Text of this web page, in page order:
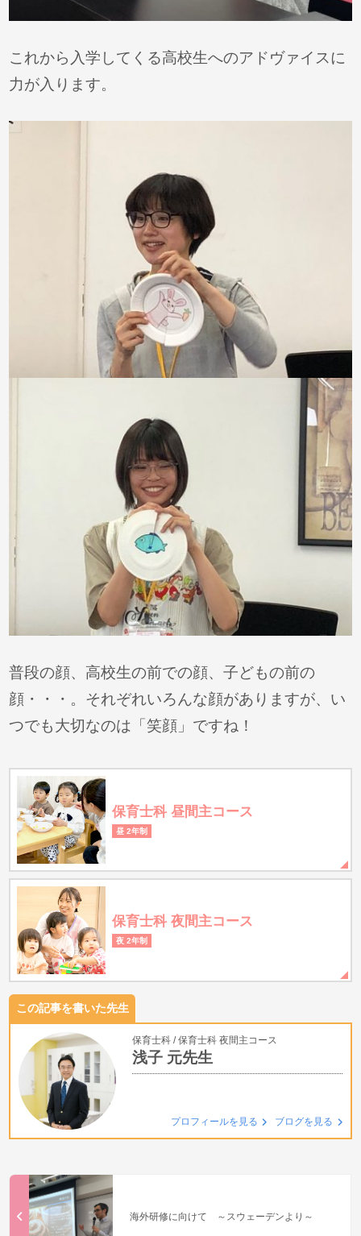
これから入学してくる高校生へのアドヴァイスに
力が入ります。
普段の顔、高校生の前での顔、子どもの前の
顔・・・。それぞれいろんな顔がありますが、い
つでも大切なのは「笑顔」ですね！
保育士科 昼間主コース
昼 2年制
保育士科 夜間主コース
夜 2年制
この記事を書いた先生
保育士科 保育士科 夜間主コース
浅子 元先生
プロフィールを見る ブログを見る
海外研修に向けて ～スウェーデンより～